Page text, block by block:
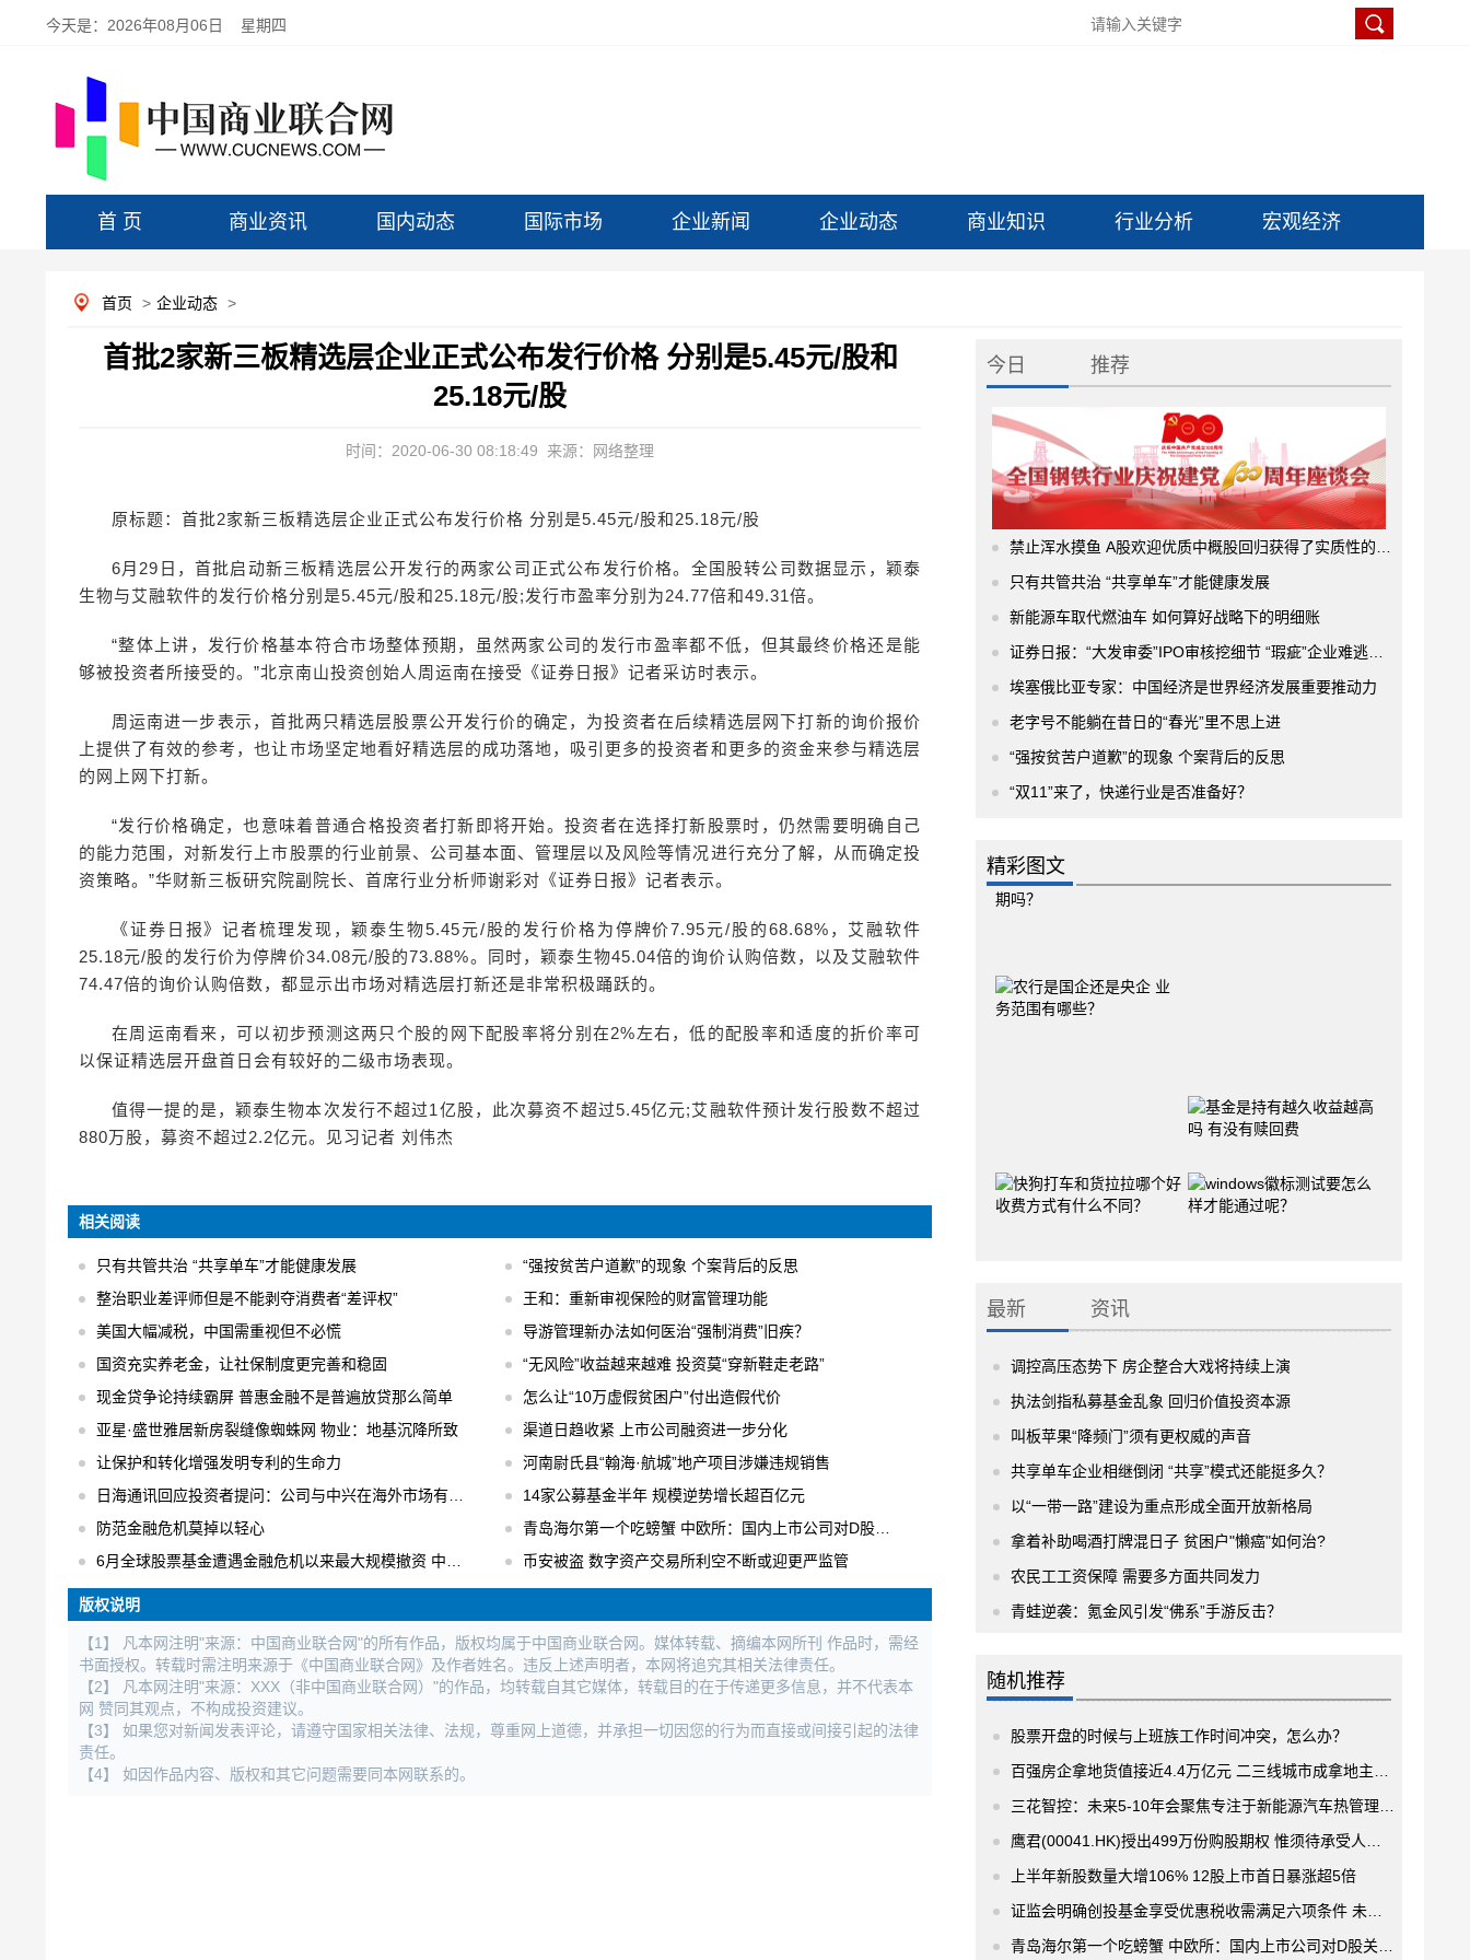
今天是： 2026年08月06日 星期四
首 页 商业资讯 国内动态 国际市场 企业新闻 企业动态 商业知识 行业分析 宏观经济
首页 > 企业动态 >
首批2家新三板精选层企业正式公布发行价格 分别是5.45元/股和
25.18元/股
时间：2020-06-30 08:18:49 来源：网络整理
原标题：首批2家新三板精选层企业正式公布发行价格 分别是5.45元/股和25.18元/股
6月29日，首批启动新三板精选层公开发行的两家公司正式公布发行价格。全国股转公司数据显示，颖泰
生物与艾融软件的发行价格分别是5.45元/股和25.18元/股;发行市盈率分别为24.77倍和49.31倍。
“整体上讲，发行价格基本符合市场整体预期，虽然两家公司的发行市盈率都不低，但其最终价格还是能
够被投资者所接受的。”北京南山投资创始人周运南在接受《证券日报》记者采访时表示。
周运南进一步表示，首批两只精选层股票公开发行价的确定，为投资者在后续精选层网下打新的询价报价
上提供了有效的参考，也让市场坚定地看好精选层的成功落地，吸引更多的投资者和更多的资金来参与精选层
的网上网下打新。
“发行价格确定，也意味着普通合格投资者打新即将开始。投资者在选择打新股票时，仍然需要明确自己
的能力范围，对新发行上市股票的行业前景、公司基本面、管理层以及风险等情况进行充分了解，从而确定投
资策略。”华财新三板研究院副院长、首席行业分析师谢彩对《证券日报》记者表示。
《证券日报》记者梳理发现，颖泰生物5.45元/股的发行价格为停牌价7.95元/股的68.68%，艾融软件
25.18元/股的发行价为停牌价34.08元/股的73.88%。同时，颖泰生物45.04倍的询价认购倍数，以及艾融软件
74.47倍的询价认购倍数，都显示出市场对精选层打新还是非常积极踊跃的。
在周运南看来，可以初步预测这两只个股的网下配股率将分别在2%左右，低的配股率和适度的折价率可
以保证精选层开盘首日会有较好的二级市场表现。
值得一提的是，颖泰生物本次发行不超过1亿股，此次募资不超过5.45亿元;艾融软件预计发行股数不超过
880万股，募资不超过2.2亿元。见习记者 刘伟杰
相关阅读
只有共管共治 “共享单车”才能健康发展
“强按贫苦户道歉”的现象 个案背后的反思
整治职业差评师但是不能剥夺消费者“差评权”
王和：重新审视保险的财富管理功能
美国大幅减税，中国需重视但不必慌
导游管理新办法如何医治“强制消费”旧疾？
国资充实养老金，让社保制度更完善和稳固
“无风险”收益越来越难 投资莫“穿新鞋走老路”
现金贷争论持续霸屏 普惠金融不是普遍放贷那么简单
怎么让“10万虚假贫困户”付出造假代价
亚星·盛世雅居新房裂缝像蜘蛛网 物业：地基沉降所致
渠道日趋收紧 上市公司融资进一步分化
让保护和转化增强发明专利的生命力
河南尉氏县“翰海·航城”地产项目涉嫌违规销售
日海通讯回应投资者提问：公司与中兴在海外市场有合作
14家公募基金半年 规模逆势增长超百亿元
防范金融危机莫掉以轻心
青岛海尔第一个吃螃蟹 中欧所：国内上市公司对D股关注度逐步升温
6月全球股票基金遭遇金融危机以来最大规模撤资 中国不减反增
币安被盗 数字资产交易所利空不断或迎更严监管
版权说明
【1】 凡本网注明"来源：中国商业联合网"的所有作品，版权均属于中国商业联合网。媒体转载、摘编本网所刊 作品时，需经
书面授权。转载时需注明来源于《中国商业联合网》及作者姓名。违反上述声明者，本网将追究其相关法律责任。
【2】 凡本网注明"来源：XXX（非中国商业联合网）"的作品，均转载自其它媒体，转载目的在于传递更多信息，并不代表本
网 赞同其观点，不构成投资建议。
【3】 如果您对新闻发表评论，请遵守国家相关法律、法规，尊重网上道德，并承担一切因您的行为而直接或间接引起的法律
责任。
【4】 如因作品内容、版权和其它问题需要同本网联系的。
今日 推荐
禁止浑水摸鱼 A股欢迎优质中概股回归获得了实质性的进展
只有共管共治 “共享单车”才能健康发展
新能源车取代燃油车 如何算好战略下的明细账
证券日报：“大发审委”IPO审核挖细节 “瑕疵”企业难逃法眼
埃塞俄比亚专家：中国经济是世界经济发展重要推动力
老字号不能躺在昔日的“春光”里不思上进
“强按贫苦户道歉”的现象 个案背后的反思
“双11”来了，快递行业是否准备好？
精彩图文
最新 资讯
调控高压态势下 房企整合大戏将持续上演
执法剑指私募基金乱象 回归价值投资本源
叫板苹果“降频门”须有更权威的声音
共享单车企业相继倒闭 “共享”模式还能挺多久？
以“一带一路”建设为重点形成全面开放新格局
拿着补助喝酒打牌混日子 贫困户"懒癌"如何治?
农民工工资保障 需要多方面共同发力
青蛙逆袭：氪金风引发“佛系”手游反击？
随机推荐
股票开盘的时候与上班族工作时间冲突，怎么办？
百强房企拿地货值接近4.4万亿元 二三线城市成拿地主战场
三花智控：未来5-10年会聚焦专注于新能源汽车热管理领域 挖掘行业空间潜力
鹰君(00041.HK)授出499万份购股期权 惟须待承受人接纳方可作实
上半年新股数量大增106% 12股上市首日暴涨超5倍
证监会明确创投基金享受优惠税收需满足六项条件 未从事担保业务和房地产业务
青岛海尔第一个吃螃蟹 中欧所：国内上市公司对D股关注度逐步升温